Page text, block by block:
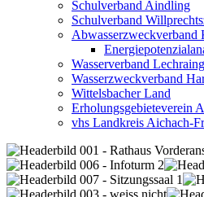
Schulverband Aindling
Schulverband
Abwasserzweckverband
Wasserverband
Wasserzweckverband
Wittelsbacher Land
Erholungsgebieteverein
vhs Landkreis Aichach-